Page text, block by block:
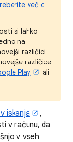
več o
si lahko
na
različici
različice
Play
ali
iskanja
,
v računu, da
v vseh